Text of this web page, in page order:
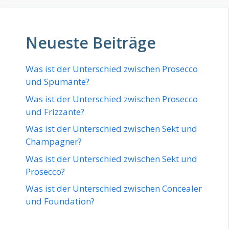
Neueste Beiträge
Was ist der Unterschied zwischen Prosecco
und Spumante?
Was ist der Unterschied zwischen Prosecco
und Frizzante?
Was ist der Unterschied zwischen Sekt und
Champagner?
Was ist der Unterschied zwischen Sekt und
Prosecco?
Was ist der Unterschied zwischen Concealer
und Foundation?